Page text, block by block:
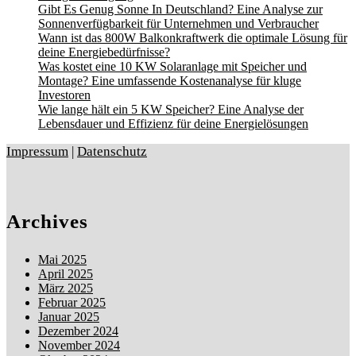
Gibt Es Genug Sonne In Deutschland? Eine Analyse zur
Sonnenverfügbarkeit für Unternehmen und Verbraucher
Wann ist das 800W Balkonkraftwerk die optimale Lösung für
deine Energiebedürfnisse?
Was kostet eine 10 KW Solaranlage mit Speicher und
Montage? Eine umfassende Kostenanalyse für kluge
Investoren
Wie lange hält ein 5 KW Speicher? Eine Analyse der
Lebensdauer und Effizienz für deine Energielösungen
Impressum Datenschutz
Archives
Mai 2025
April 2025
März 2025
Februar 2025
Januar 2025
Dezember 2024
November 2024